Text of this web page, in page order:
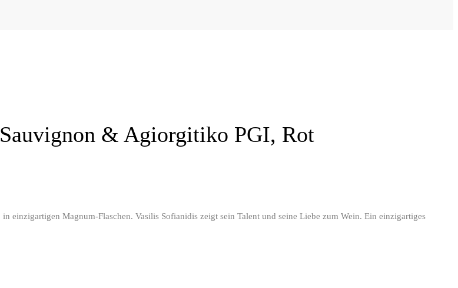
& Agiorgitiko PGI, Rot
einzigartigen Magnum-Flaschen. Vasilis Sofianidis zeigt sein Talent und seine Liebe zum Wein. Ein einzigartiges